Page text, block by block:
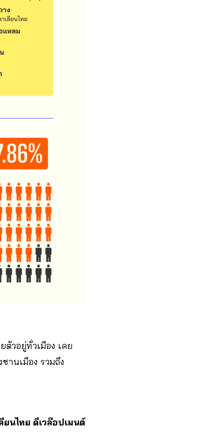
ตัวอยู่ทั่วเมือง เคย
านเมือง รวมถึง
นไทย ดีเวล๊อปเมนต์